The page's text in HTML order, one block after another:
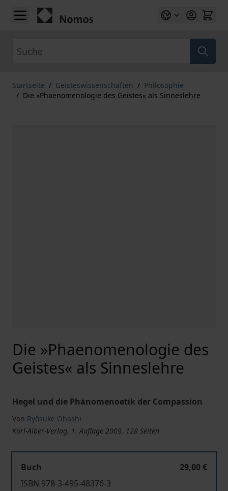
Zum Inhalt springen
Startseite / Geisteswissenschaften / Philosophie
/ Die »Phaenomenologie des Geistes« als Sinneslehre
Die »Phaenomenologie des
Geistes« als Sinneslehre
Hegel und die Phänomenoetik der Compassion
Von Ryôsuke Ohashi
Karl-Alber-Verlag, 1. Auflage 2009, 128 Seiten
Buch
29,00 €
ISBN 978-3-495-48376-3